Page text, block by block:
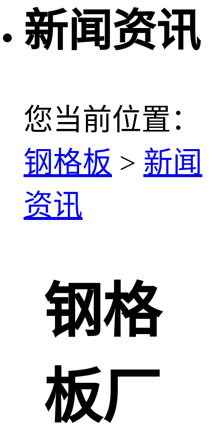
新闻资讯
您当前位置：
钢格板 > 新闻
资讯
钢格
板厂